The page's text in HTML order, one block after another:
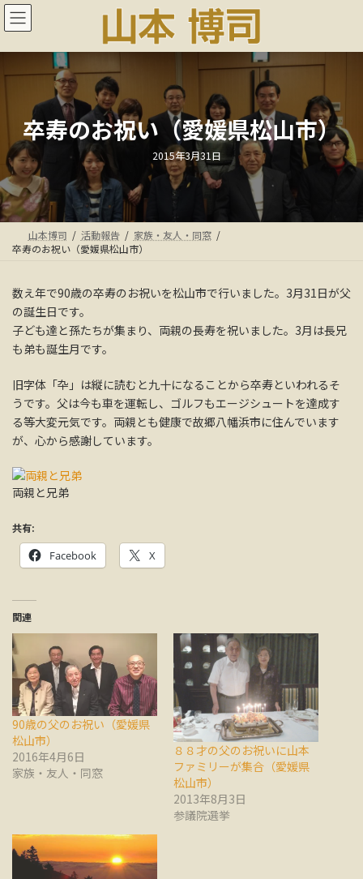
コ
ン
ン
ツ
プ
ナ
ビ
ー
シ
動
卒寿のお祝い（愛媛県松山市）
最
終
2015年3月31日
山本博司 活動報告
家族・友人・同窓
卒寿のお祝い（愛媛県松山市）
数え年で90歳の卒寿のお祝いを松山市で行いました。3月31日が父
の誕生日です。
子ども達と孫たちが集まり、両親の長寿を祝いました。3月は長兄
も弟も誕生月です。
旧字体「卆」は縦に読むと九十になることから卒寿といわれるそ
うです。父は今も車を運転し、ゴルフもエージシュートを達成す
る等大変元気です。両親とも健康で故郷八幡浜市に住んでいます
が、心から感謝しています。
両親と兄弟
共有:
Facebook X
関連
90歳の父のお祝い（愛媛県
松山市）
2016年4月6日
家族・友人・同窓
８８才の父のお祝いに山本
ファミリーが集合（愛媛県
松山市）
2013年8月3日
参議院選挙